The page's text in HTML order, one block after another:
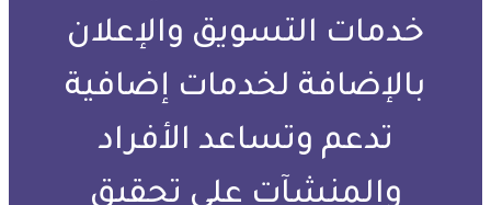
خدمات التسويق والإعلان
بالإضافة لخدمات إضافية
تدعم وتساعد الأفراد
والمنشآت على تحقيق